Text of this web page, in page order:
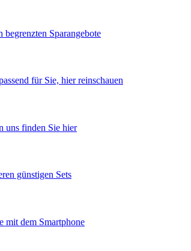
Sparangebote
für Sie, hier reinschauen
uns finden Sie hier
günstigen Sets
mit dem Smartphone